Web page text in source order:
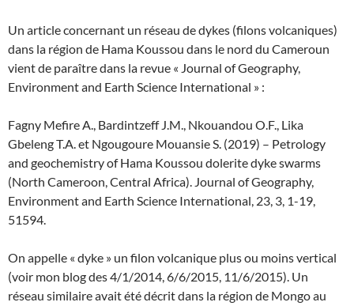
Un article concernant un réseau de dykes (filons volcaniques)
dans la région de Hama Koussou dans le nord du Cameroun
vient de paraître dans la revue « Journal of Geography,
Environment and Earth Science International » :
Fagny Mefire A., Bardintzeff J.M., Nkouandou O.F., Lika
Gbeleng T.A. et Ngougoure Mouansie S. (2019) – Petrology
and geochemistry of Hama Koussou dolerite dyke swarms
(North Cameroon, Central Africa). Journal of Geography,
Environment and Earth Science International, 23, 3, 1-19,
51594.
On appelle « dyke » un filon volcanique plus ou moins vertical
(voir mon blog des 4/1/2014, 6/6/2015, 11/6/2015). Un
réseau similaire avait été décrit dans la région de Mongo au